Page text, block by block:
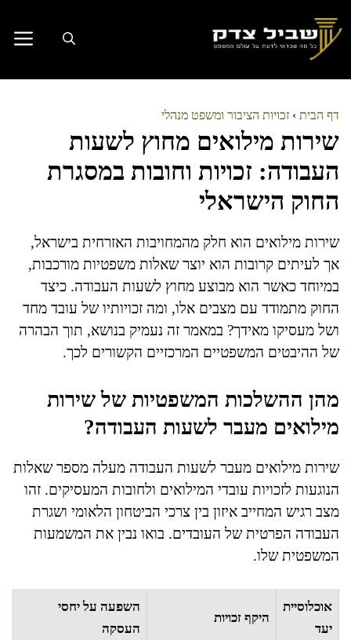
לתוכן
דף הבית › זכויות הציבור ומשפט מנהלי
שירות מילואים מחוץ לשעות
העבודה: זכויות וחובות במסגרת
החוק הישראלי
שירות מילואים הוא חלק מהמחויבות האזרחית בישראל,
אך לעיתים קרובות הוא יוצר שאלות משפטיות מורכבות,
במיוחד כאשר הוא מבוצע מחוץ לשעות העבודה. כיצד
החוק מתמודד עם מצבים אלו, ומה זכויותיו של עובד מחד
ושל מעסיקו מאידך? במאמר זה נעמיק בנושא, תוך הבהרה
של ההיבטים המשפטיים המרכזיים הקשורים לכך.
מהן ההשלכות המשפטיות של שירות
מילואים מעבר לשעות העבודה?
שירות מילואים מעבר לשעות העבודה מעלה מספר שאלות
הנוגעות לזכויות עובדי המילואים ולחובות המעסיקים. זהו
מצב רגיש המחייב איזון בין צרכי הביטחון הלאומי ושגרת
העבודה הפרטית של העובדים. בואו נבין את המשמעות
המשפטית שלו.
אוכלוסיית
יעד
היקף זכויות
השפעה על יחסי
העסקה